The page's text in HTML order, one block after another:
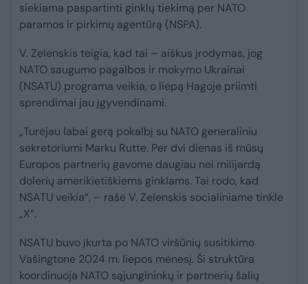
siekiama paspartinti ginklų tiekimą per NATO
paramos ir pirkimų agentūrą (NSPA).
V. Zelenskis teigia, kad tai – aiškus įrodymas, jog
NATO saugumo pagalbos ir mokymo Ukrainai
(NSATU) programa veikia, o liepą Hagoje priimti
sprendimai jau įgyvendinami.
„Turėjau labai gerą pokalbį su NATO generaliniu
sekretoriumi Marku Rutte. Per dvi dienas iš mūsų
Europos partnerių gavome daugiau nei milijardą
dolerių amerikietiškiems ginklams. Tai rodo, kad
NSATU veikia“, – rašė V. Zelenskis socialiniame tinkle
„X“.
NSATU buvo įkurta po NATO viršūnių susitikimo
Vašingtone 2024 m. liepos mėnesį. Ši struktūra
koordinuoja NATO sąjungininkų ir partnerių šalių